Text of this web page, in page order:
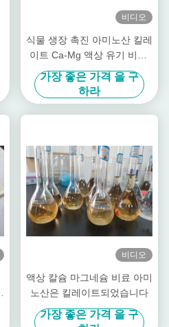
비디오
식물 생장 촉진 아미노산 킬레
이트 Ca-Mg 액상 유기 비료,
과수 특화
가장 좋은 가격 을 구
하라
비디오
액상 칼슘 마그네슘 비료 아미
노산은 킬레이트되었습니다
가장 좋은 가격 을 구